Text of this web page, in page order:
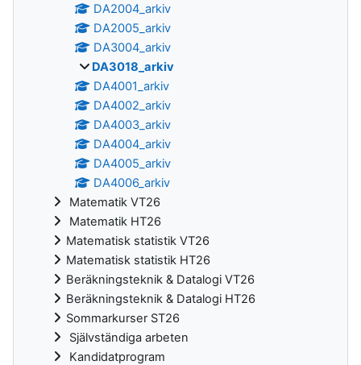
DA2004_arkiv
DA2005_arkiv
DA3004_arkiv
DA3018_arkiv
DA4001_arkiv
DA4002_arkiv
DA4003_arkiv
DA4004_arkiv
DA4005_arkiv
DA4006_arkiv
Matematik VT26
Matematik HT26
Matematisk statistik VT26
Matematisk statistik HT26
Beräkningsteknik & Datalogi VT26
Beräkningsteknik & Datalogi HT26
Sommarkurser ST26
Självständiga arbeten
Kandidatprogram